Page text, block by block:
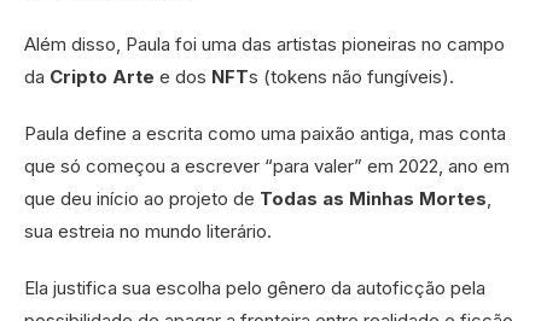
Além disso, Paula foi uma das artistas pioneiras no campo
da Cripto Arte e dos NFTs (tokens não fungíveis).
Paula define a escrita como uma paixão antiga, mas conta
que só começou a escrever “para valer” em 2022, ano em
que deu início ao projeto de Todas as Minhas Mortes
sua estreia no mundo literário.
Ela justifica sua escolha pelo gênero da autoficção pela